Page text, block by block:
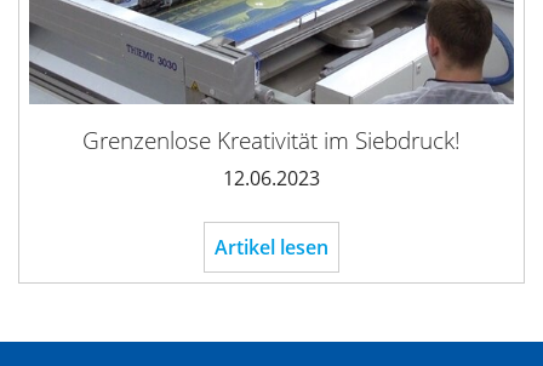
Grenzenlose Kreativität im Siebdruck!
12.06.2023
Artikel lesen